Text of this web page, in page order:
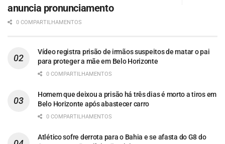
anuncia pronunciamento
0 COMPARTILHAMENTOS
Vídeo registra prisão de irmãos suspeitos de matar o pai
para proteger a mãe em Belo Horizonte
0 COMPARTILHAMENTOS
Homem que deixou a prisão há três dias é morto a tiros em
Belo Horizonte após abastecer carro
0 COMPARTILHAMENTOS
Atlético sofre derrota para o Bahia e se afasta do G8 do